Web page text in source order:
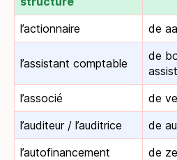
l’actionnaire
de
l’assistant comptable
de
l’associé
de
l’auditeur / l’auditrice
de
l’autofinancement
de